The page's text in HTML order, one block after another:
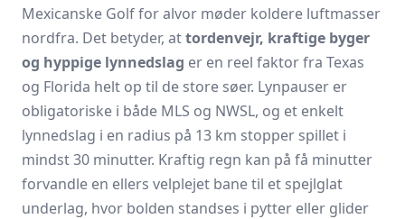
Mexicanske Golf for alvor møder koldere luftmasser
nordfra. Det betyder, attordenvejr, kraftige byger
og hyppige lynnedslag er en reel faktor fra Texas
og Florida helt op til de store søer. Lynpauser er
obligatoriske i både MLS og NWSL, og et enkelt
lynnedslag i en radius på 13 km stopper spillet i
mindst 30 minutter. Kraftig regn kan på få minutter
forvandle en ellers velplejet bane til et spejlglat
underlag, hvor bolden standses i pytter eller glider